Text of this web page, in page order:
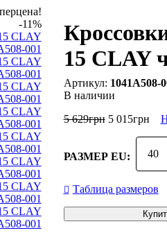
-11%
15 CLAY
1041A508-
В наличии
5 629грн 5 015грн
РАЗМЕР EU: 40
Таблица размеров